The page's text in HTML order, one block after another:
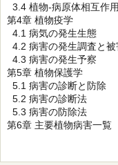
3.4 植物-病原体相互作用
第4章 植物疫学
4.1 病気の発生生態
4.2 病害の発生調査と被
4.3 病害の発生予察
第5章 植物保護学
5.1 病害の診断と防除
5.2 病害の診断法
5.3 病害の防除法
第6章 主要植物病害一覧